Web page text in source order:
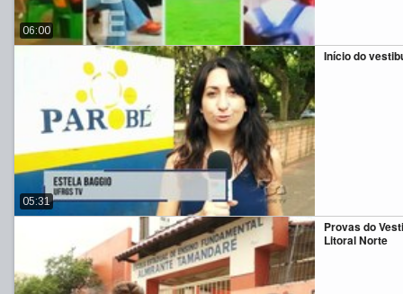
06:00
Início do
05:31
Provas do
Litoral Norte